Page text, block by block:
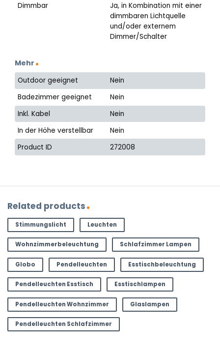
Dimmbar
Ja, in Kombination mit einer
dimmbaren Lichtquelle
und/oder externem
Dimmer/Schalter
Mehr
Outdoor geeignet
Nein
Badezimmer geeignet
Nein
Inkl. Kabel
Nein
In der Höhe verstellbar
Nein
Product ID
272008
Related products
Stimmungslicht Leuchten
Wohnzimmerbeleuchtung Schlafzimmer Lampen
Globo Pendelleuchten Esstischbeleuchtung
Pendelleuchten Esstisch Esstischlampen
Pendelleuchten Wohnzimmer Glaslampen
Pendelleuchten Schlafzimmer